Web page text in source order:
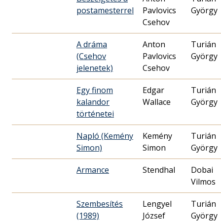
postamesterrel
Pavlovics
Csehov
György
A dráma
(Csehov
jelenetek)
Anton
Pavlovics
Csehov
Turián
György
Egy finom
kalandor
történetei
Edgar
Wallace
Turián
György
Napló (Kemény
Simon)
Kemény
Simon
Turián
György
Armance Stendhal
Dobai
Vilmos
Szembesítés
(1989)
Lengyel
József
Turián
György